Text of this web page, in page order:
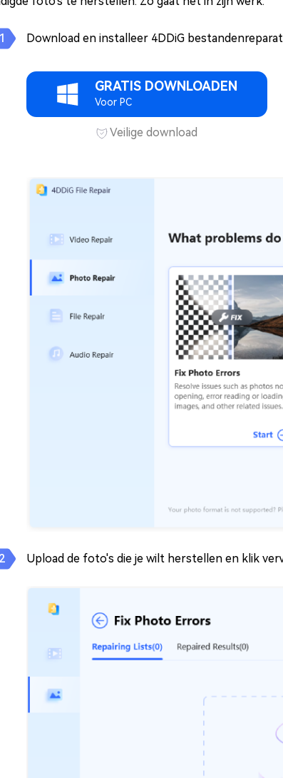
Download en installeer 4DDiG
GRATIS DOWNLOADEN
Voor PC
Veilige download
Upload de foto's die je wilt herstellen en klik